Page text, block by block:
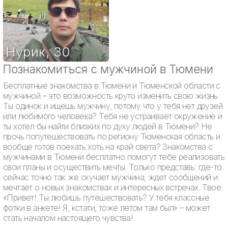
Нурик,30
Познакомиться с мужчиной в Тюмени
Бесплатные знакомства в Тюмени и Тюменской области с
мужчиной – это возможность круто изменить свою жизнь.
Ты одинок и ищешь мужчину, потому что у тебя нет друзей
или любимого человека? Тебя не устраивает окружение и
ты хотел бы найти близких по духу людей в Тюмени? Не
прочь попутешествовать по региону Тюменская область и
вообще готов поехать хоть на край света? Знакомства с
мужчинами в Тюмени бесплатно помогут тебе реализовать
свои планы и осуществить мечты. Только представь: где-то
сейчас точно так же скучает мужчина, ждет сообщений и
мечтает о новых знакомствах и интересных встречах. Твое:
«Привет! Ты любишь путешествовать? У тебя классные
фотки в анкете! Я, кстати, тоже летом там был» – может
стать началом настоящего чувства!